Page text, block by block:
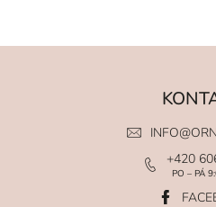
INFO@
+420
PO – PÁ